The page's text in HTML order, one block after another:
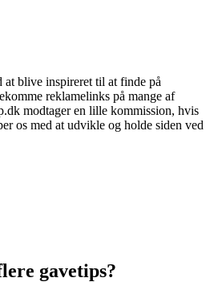
blive inspireret til at finde på
reklamelinks på mange af
modtager en lille kommission, hvis
os med at udvikle og holde siden ved
gavetips?